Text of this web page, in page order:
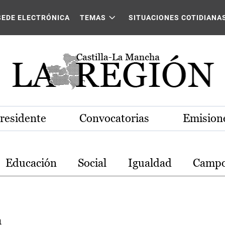
La Mancha
ELECTRÓNICA TEMAS SITUACIONES
Convocatorias
Educación Social Igualdad